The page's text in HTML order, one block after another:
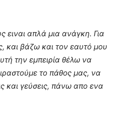
ειναι απλά μια ανάγκη. Για
και βάζω και τον εαυτό μου
την εμπειρία θέλω να
το πάθος μας, να
και γεύσεις, πάνω απο ενα